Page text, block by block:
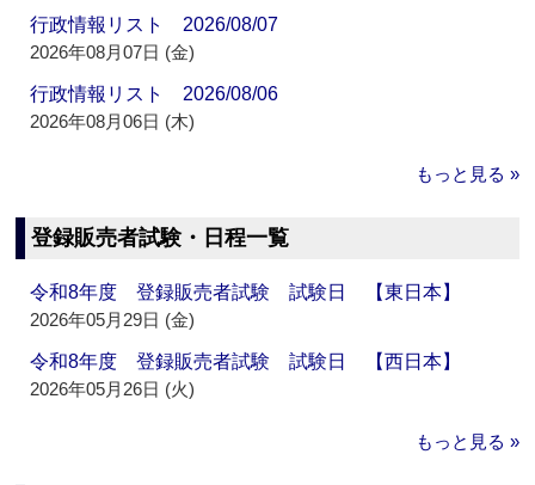
行政情報リスト 2026/08/07
2026年08月07日 (金)
行政情報リスト 2026/08/06
2026年08月06日 (木)
もっと見る »
登録販売者試験・日程一覧
令和8年度 登録販売者試験 試験日 【東日本】
2026年05月29日 (金)
令和8年度 登録販売者試験 試験日 【西日本】
2026年05月26日 (火)
もっと見る »